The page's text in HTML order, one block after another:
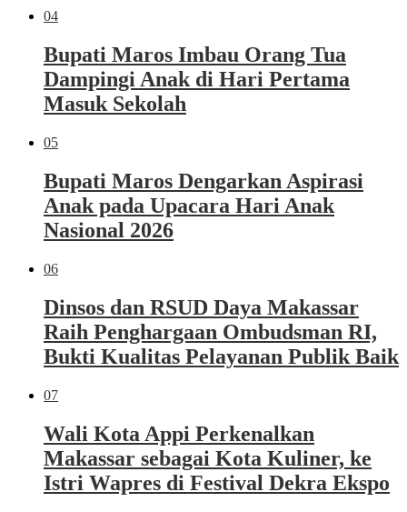
04
Bupati Maros Imbau Orang Tua
Dampingi Anak di Hari Pertama
Masuk Sekolah
05
Bupati Maros Dengarkan Aspirasi
Anak pada Upacara Hari Anak
Nasional 2026
06
Dinsos dan RSUD Daya Makassar
Raih Penghargaan Ombudsman RI,
Bukti Kualitas Pelayanan Publik Baik
07
Wali Kota Appi Perkenalkan
Makassar sebagai Kota Kuliner, ke
Istri Wapres di Festival Dekra Ekspo